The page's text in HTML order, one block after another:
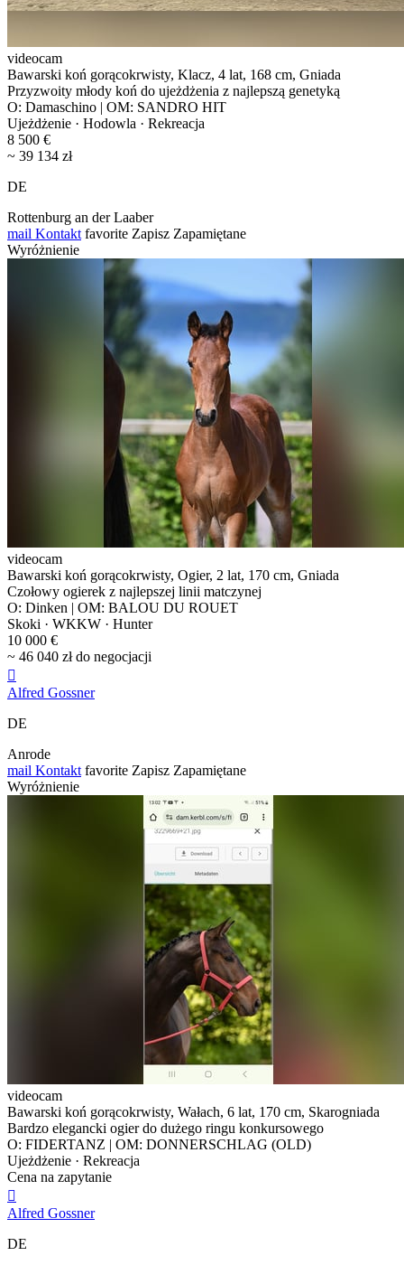
videocam
Bawarski koń gorącokrwisty, Klacz, 4 lat, 168 cm, Gniada
Przyzwoity młody koń do ujeżdżenia z najlepszą genetyką
O: Damaschino | OM: SANDRO HIT
Ujeżdżenie · Hodowla · Rekreacja
8 500 €
~ 39 134 zł
DE
Rottenburg an der Laaber
mail Kontakt favorite Zapisz Zapamiętane
Wyróżnienie
videocam
Bawarski koń gorącokrwisty, Ogier, 2 lat, 170 cm, Gniada
Czołowy ogierek z najlepszej linii matczynej
O: Dinken | OM: BALOU DU ROUET
Skoki · WKKW · Hunter
10 000 €
~ 46 040 zł do negocjacji

Alfred Gossner
DE
Anrode
mail Kontakt favorite Zapisz Zapamiętane
Wyróżnienie
videocam
Bawarski koń gorącokrwisty, Wałach, 6 lat, 170 cm, Skarogniada
Bardzo elegancki ogier do dużego ringu konkursowego
O: FIDERTANZ | OM: DONNERSCHLAG (OLD)
Ujeżdżenie · Rekreacja
Cena na zapytanie

Alfred Gossner
DE